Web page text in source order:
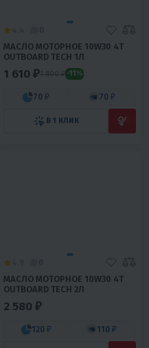
МАСЛО МОТОРНОЕ 10W30 4Т
OUTBOARD TECH 1Л
1 610 ₽1 800 ₽ -11%
70 ₽ 70 ₽
В 1 КЛИК
МАСЛО МОТОРНОЕ 10W30 4Т
OUTBOARD TECH 2Л
2 580 ₽
120 ₽ 110 ₽